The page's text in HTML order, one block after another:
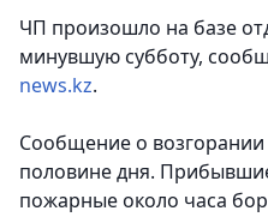
ЧП произошло на базе
минувшую субботу,
news.kz.
Сообщение о
половине дня.
пожарные около часа